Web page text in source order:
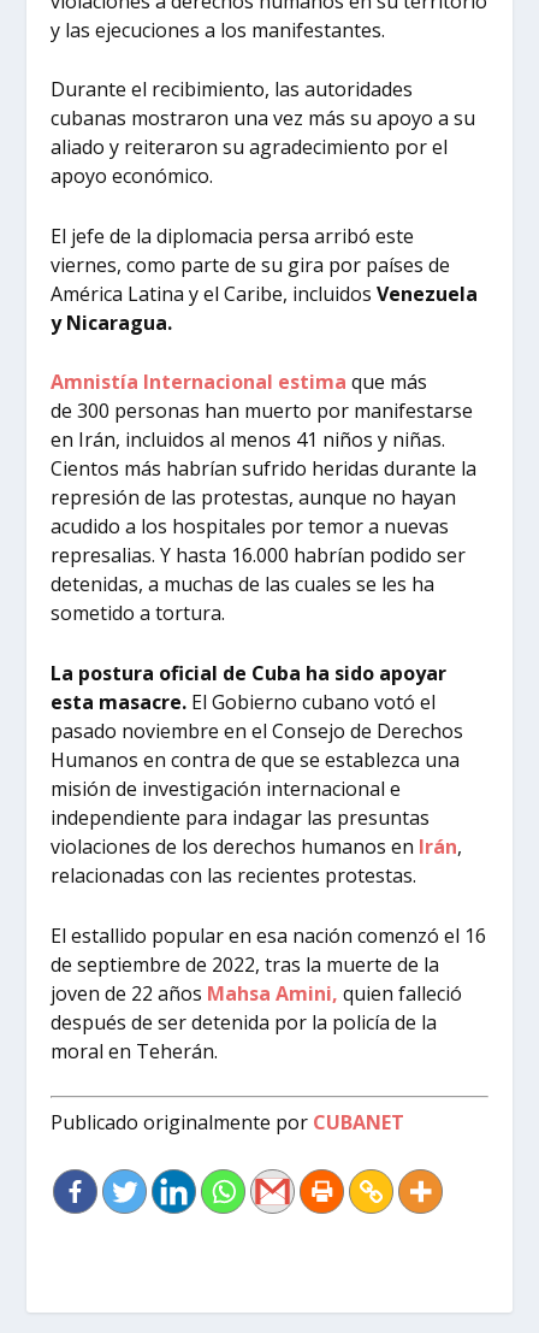
y las ejecuciones a los manifestantes.
Durante el recibimiento, las autoridades
cubanas mostraron una vez más su apoyo a su
aliado y reiteraron su agradecimiento por el
apoyo económico.
El jefe de la diplomacia persa arribó este
viernes, como parte de su gira por países de
América Latina y el Caribe, incluidosVenezuela
y Nicaragua.
Amnistía Internacional estimaque más
de 300 personas han muerto por manifestarse
en Irán, incluidos al menos 41 niños y niñas.
Cientos más habrían sufrido heridas durante la
represión de las protestas, aunque no hayan
acudido a los hospitales por temor a nuevas
represalias. Y hasta 16.000 habrían podido ser
detenidas, a muchas de las cuales se les ha
sometido a tortura.
La postura oficial de Cuba ha sido apoyar
esta masacre. El Gobierno cubano votóel
pasado noviembreen el Consejo de Derechos
Humanos en contra de que se establezca una
misión de investigación internacional e
independiente para indagar las presuntas
violaciones de los derechos humanos en Irán,
relacionadas con las recientes protestas.
El estallido popular en esa nación comenzó el 16
de septiembre de 2022, tras la muerte de la
joven de 22 años Mahsa Amini, quien falleció
después de ser detenida por la policía de la
moral en Teherán.
Publicado originalmente por CUBANET